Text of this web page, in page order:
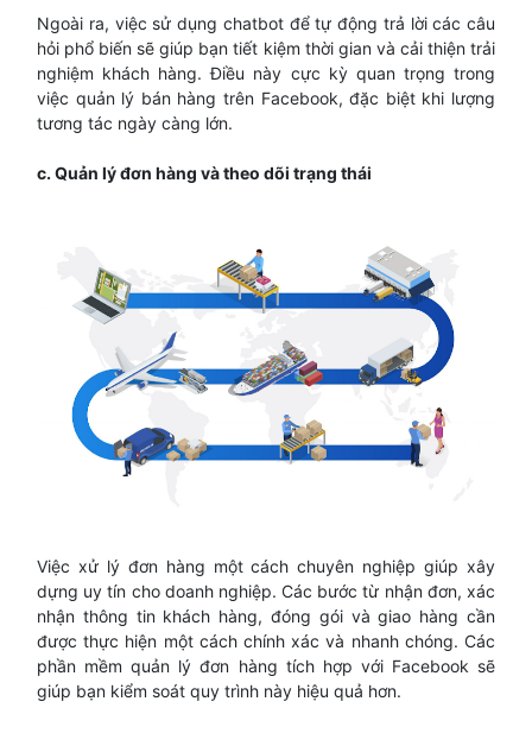
Ngoài ra, việc sử dụng chatbot để tự động trả lời các câu
hỏi phổ biến sẽ giúp bạn tiết kiệm thời gian và cải thiện trải
nghiệm khách hàng. Điều này cực kỳ quan trọng trong
việc quản lý bán hàng trên Facebook, đặc biệt khi lượng
tương tác ngày càng lớn.
c. Quản lý đơn hàng và theo dõi trạng thái
Việc xử lý đơn hàng một cách chuyên nghiệp giúp xây
dựng uy tín cho doanh nghiệp. Các bước từ nhận đơn, xác
nhận thông tin khách hàng, đóng gói và giao hàng cần
được thực hiện một cách chính xác và nhanh chóng. Các
phần mềm quản lý đơn hàng tích hợp với Facebook sẽ
giúp bạn kiểm soát quy trình này hiệu quả hơn.